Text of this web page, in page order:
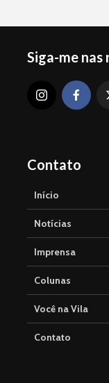
Siga-me nas
Contato
Início
Notícias
Imprensa
Colunas
Você na Vila
Contato